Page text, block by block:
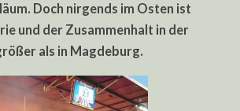
Doch nirgends im Osten ist
und der Zusammenhalt in der
als in Magdeburg.